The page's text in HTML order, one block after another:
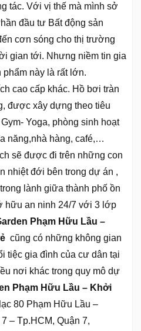
tác. Với vị thế mà mình sở
đầu tư Bất động sản
cơn sóng cho thị trường
gian tới. Nhưng niềm tin gia
này là rất lớn.
cao cấp khác. Hồ bơi tràn
được xây dựng theo tiêu
Yoga, phòng sinh hoạt
năng,nhà hàng, café,…
sẽ được đi trên những con
nhiệt đới bên trong dự án ,
lành giữa thành phố ồn
hữu an ninh 24/7 với 3 lớp
Phạm Hữu Lầu –
cũng có những không gian
tiệc gia đình của cư dân tại
nơi khác trong quy mô dự
Phạm Hữu Lầu – Khởi
80 Phạm Hữu Lầu –
– Tp.HCM, Quận 7,